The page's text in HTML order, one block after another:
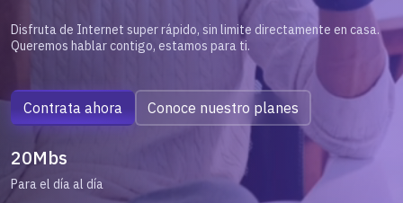
Disfruta de Internet super rápido, sin limite directamente en casa.
Queremos hablar contigo, estamos para ti.
Contrata ahora Conoce nuestro planes
20Mbs
Para el día al día